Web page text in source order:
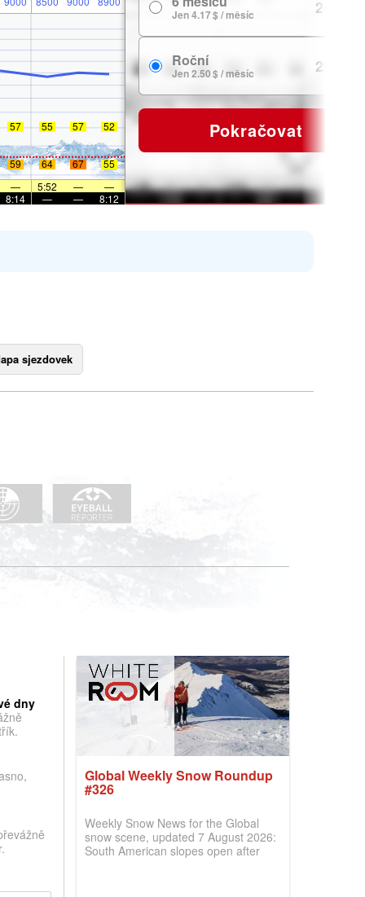
57 55 57 52
59 64 67
55
— 5:52 —
—
8:14 — — 8:12
Jen 4.17 $ / měsíc 24.99 $
Roční
Jen 2.50 $ / měsíc 29.99 $
Pokračovat
sjezdovek
dny
Global Weekly Snow Roundup
#326
Weekly Snow News for the Global
snow scene, updated 7 August 2026:
South American slopes open after